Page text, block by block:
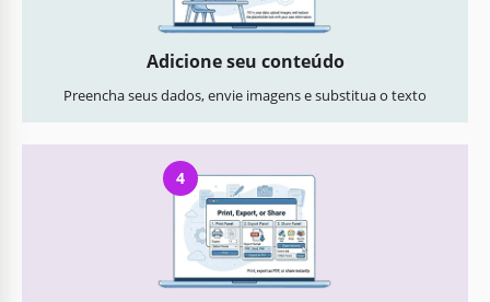
Adicione seu conteúdo
Preencha seus dados, envie imagens e substitua o texto
4